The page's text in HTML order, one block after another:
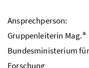
Ansprechperson:
Gruppenleiterin Mag.a
Bundesministerium
Forschung